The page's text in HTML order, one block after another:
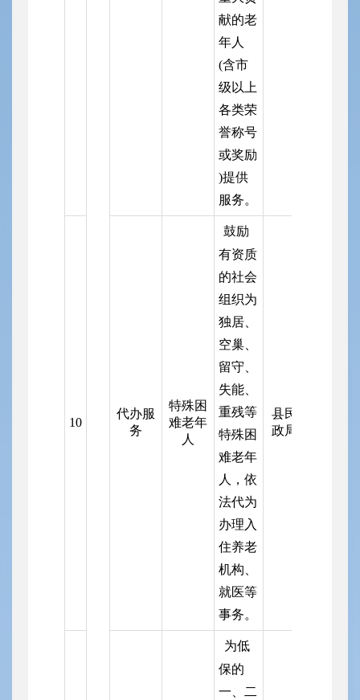
献的老
年人
(含市
级以上
各类荣
誉称号
或奖励
)提供
服务。
10
代办服
务
特殊困
难老年
人
鼓励
有资质
的社会
组织为
独居、
空巢、
留守、
失能、
重残等
特殊困
难老年
人，依
法代为
办理入
住养老
机构、
就医等
事务。
县民
政局
为低
保的
一、二